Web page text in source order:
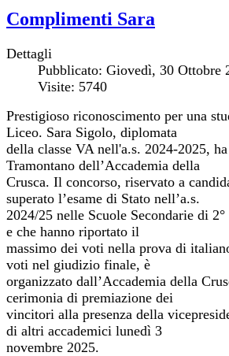
Complimenti Sara
Dettagli
Pubblicato: Giovedì, 30 Ottobre
Visite: 5740
Prestigioso riconoscimento per una
Liceo. Sara Sigolo, diplomata
della classe VA nell'a.s. 2024-2025,
Tramontano dell’Accademia della
Crusca. Il concorso, riservato a
superato l’esame di Stato nell’a.s.
2024/25 nelle Scuole Secondarie di
e che hanno riportato il
massimo dei voti nella prova di
voti nel giudizio finale, è
organizzato dall’Accademia della
cerimonia di premiazione dei
vincitori alla presenza della
di altri accademici lunedì 3
novembre 2025.